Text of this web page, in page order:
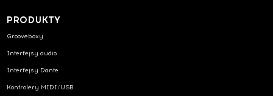
PRODUKTY
Grooveboxy
Interfejsy audio
Interfejsy Dante
Kontrolery MIDI/USB